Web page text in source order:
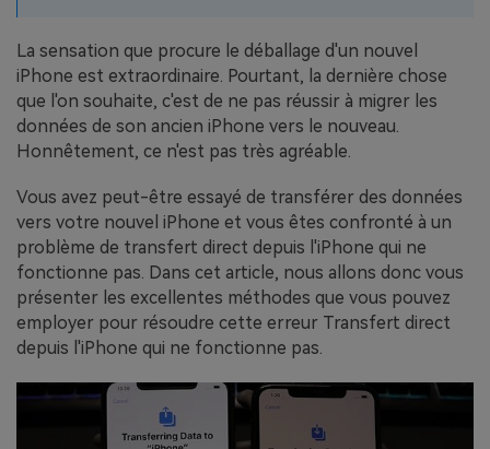
La sensation que procure le déballage d'un nouvel
iPhone est extraordinaire. Pourtant, la dernière chose
que l'on souhaite, c'est de ne pas réussir à migrer les
données de son ancien iPhone vers le nouveau.
Honnêtement, ce n'est pas très agréable.
Vous avez peut-être essayé de transférer des données
vers votre nouvel iPhone et vous êtes confronté à un
problème de transfert direct depuis l'iPhone qui ne
fonctionne pas. Dans cet article, nous allons donc vous
présenter les excellentes méthodes que vous pouvez
employer pour résoudre cette erreur Transfert direct
depuis l'iPhone qui ne fonctionne pas.